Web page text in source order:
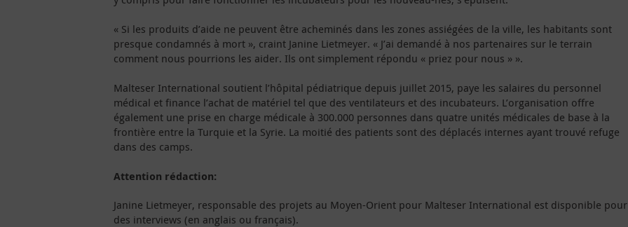
« Si les produits d’aide ne peuvent être acheminés dans les zones assiégées de la ville, les habitants sont
presque condamnés à mort », craint Janine Lietmeyer. « J’ai demandé à nos partenaires sur le terrain
comment nous pourrions les aider. Ils ont simplement répondu « priez pour nous » ».
Malteser International soutient l’hôpital pédiatrique depuis juillet 2015, paye les salaires du personnel
médical et finance l’achat de matériel tel que des ventilateurs et des incubateurs. L’organisation offre
également une prise en charge médicale à 300.000 personnes dans quatre unités médicales de base à la
frontière entre la Turquie et la Syrie. La moitié des patients sont des déplacés internes ayant trouvé refuge
dans des camps.
Attention rédaction:
Janine Lietmeyer, responsable des projets au Moyen-Orient pour Malteser International est disponible pour
des interviews (en anglais ou français).